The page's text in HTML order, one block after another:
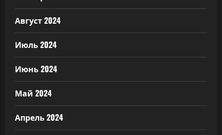
Август 2024
Июль 2024
Июнь 2024
Май 2024
Апрель 2024